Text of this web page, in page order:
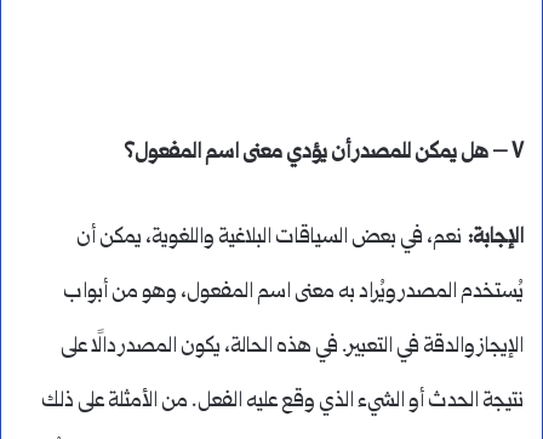
٧ – هل يمكن للمصدر أن يؤدي معنى اسم المفعول؟
الإجابة: نعم، في بعض السياقات البلاغية واللغوية، يمكن أن
يُستخدم المصدر ويُراد به معنى اسم المفعول، وهو من أبواب
الإيجاز والدقة في التعبير. في هذه الحالة، يكون المصدر دالًا على
نتيجة الحدث أو الشيء الذي وقع عليه الفعل. من الأمثلة على ذلك